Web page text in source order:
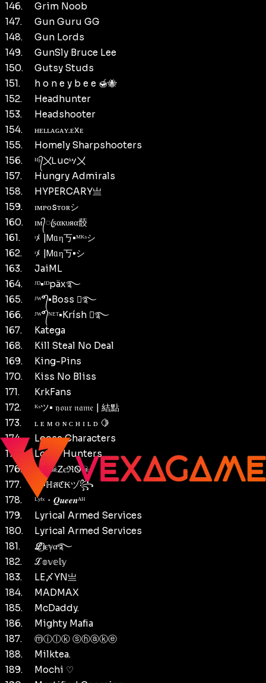
146.
Grim Noob
147.
Gun Guru GG
148.
Gun Lords
149.
GunSly Bruce Lee
150.
Gutsy Studs
151.
h o n e y b e e 🍯🐝
152.
Headhunter
153.
Headshooter
154.
ʜᴇʟʟᴀɢᴀʏ.ᴇxᴇ
155.
Homely Sharpshooters
156.
ᴴᶳ᭄〤Ꮮucᵏሃ〤
157.
Hungry Admirals
158.
HYPERㅤCARY亗
159.
ɪᴍᴘᴏsᴛᴏʀシ︎
160.
ɪᴍ᭄ꦿѕαкυяα䕧
161.
ᶦﾒ |Ꮇᥲη丂•ᴹᴷˢシ
162.
ᶦﾒ |Ꮇᥲη丂•シ
163.
JaiML
164.
ᴶᴰ•ᴵᴰpäx࿐
165.
ᴶᵂ°᭄•Boss ⃝࿐
166.
ᴶᵂ°᭄ᴺᴱᵀ•Krísh ⃝࿐
167.
Katega
168.
Kill Steal No Deal
169.
King-Pins
170.
Kiss No Bliss
171.
KrkFans
172.
ᴷˢツ• 𝔶𝔬𝔲𝔯 𝔫𝔞𝔪𝔢 | 結點
173.
ʟ ᴇ ᴍ ᴏ ɴ ᴄ ʜ ɪ ʟ ᴅ 🍋
174.
Loose Characters
175.
Loser Hunters
176.
ᴸˣˢ➢☠ᏃєℜᏫ☠
177.
ᴸˣˢ•ℍสℭ₭ヅ꧂
178.
ᴸʸᶠˣ・𝑸𝒖𝒆𝒆𝒏ᴬᴴ
179.
Lyrical Armed Services
180.
Lyrical Armed Services
181.
ℒ⃝Ꭵεℽαͦ࿐
182.
ℒ𝕠𝕧𝕖𝕝𝕪
183.
LㅤEㅤ〆ㅤYㅤNㅤ亗
184.
MADMAX
185.
McDaddy.
186.
Mighty Mafia
187.
ⓜⓘⓛⓚ ⓢⓗⓐⓚⓔ
188.
Milktea.
189.
Mochi ♡